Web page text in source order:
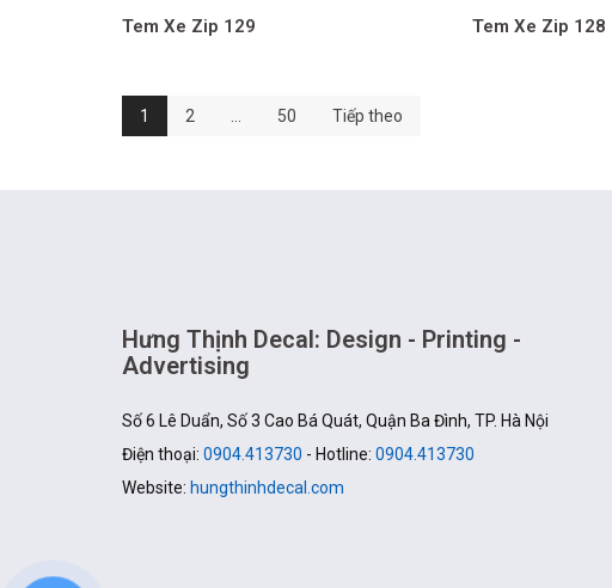
Tem Xe Zip 129 Tem Xe Zip 128
Điều
1 2 … 50 Tiếp theo
Hưng Thịnh Decal: Design - Printing -
Advertising
Số 6 Lê Duẩn, Số 3 Cao Bá Quát, Quận Ba Đình, TP. Hà Nội
Điện thoại: 0904.413730 - Hotline: 0904.413730
Website: hungthinhdecal.com